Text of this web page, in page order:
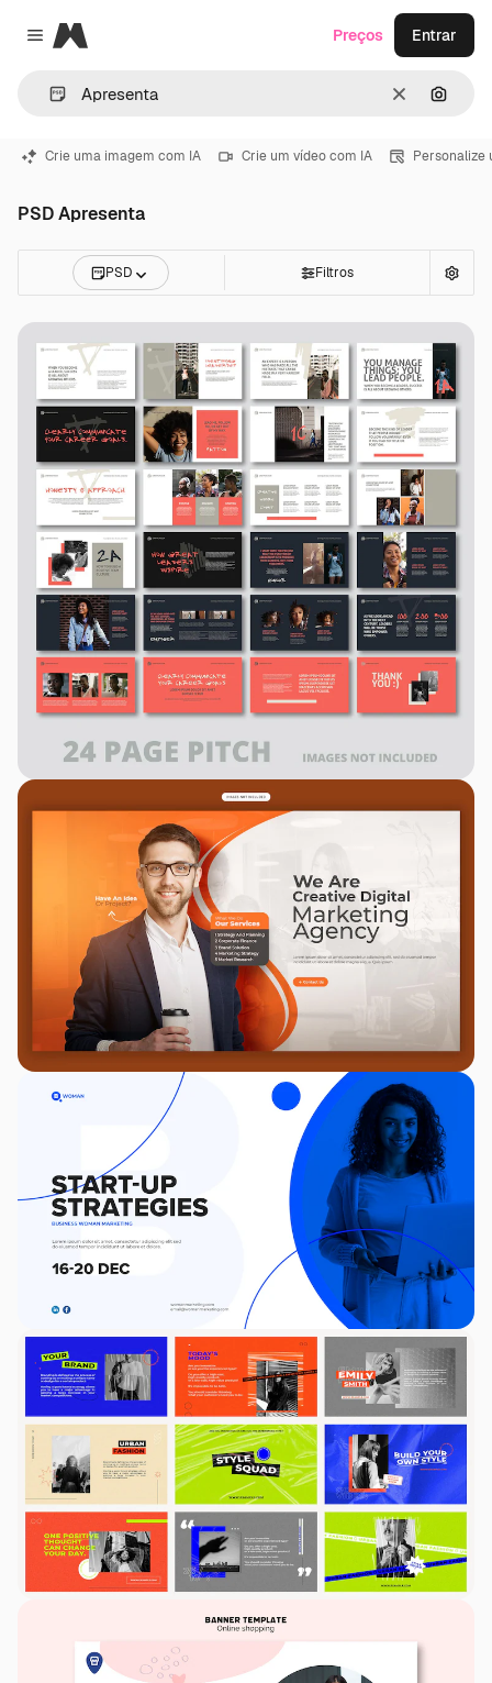
Close menu
Magnific
Limpar
Preços Entrar
Crie uma imagem com IA Crie um vídeo com IA Personalize
PSD Apresenta
PSD Filtros